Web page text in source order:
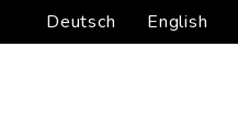
Deutsch English